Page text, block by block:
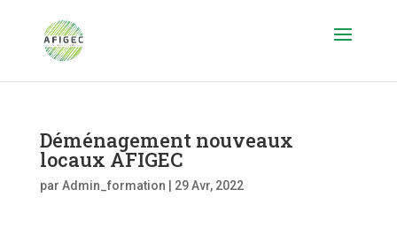
Déménagement nouveaux
locaux AFIGEC
par Admin_formation 29 Avr, 2022